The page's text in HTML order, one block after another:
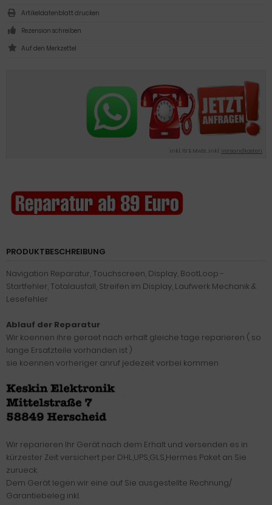
inkl. 19 % MwSt. inkl.Versandkosten
Artikeldatenblatt drucken
Rezension schreiben
PRODUKTBESCHREIBUNG
Navigation Reparatur, Touchscreen, Display, BootLoop -
Startfehler, Totalausfall, Streifen im Display, Laufwerk Mechanik &
Lesefehler
Ablauf der Reparatur
Wir koennen ihre geraet nach erhalt gleiche tage reparieren ( so
lange Ersatzteile vorhanden ist )
sie koennen vorheriger anruf jedezeit vorbei kommen
Wir reparieren Ihr Gerät nach dem Erhalt und versenden es in
kürzester Zeit versichert per DHL,UPS,GLS,Hermes Paket an Sie
zurueck.
Dem Gerät legen wir eine auf Sie ausgestellte Rechnung/
Garantiebeleg inkl.